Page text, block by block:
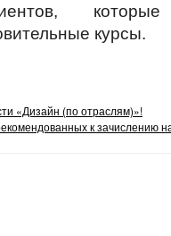
курсы.
«Дизайн (по отраслям)»!
к зачислению